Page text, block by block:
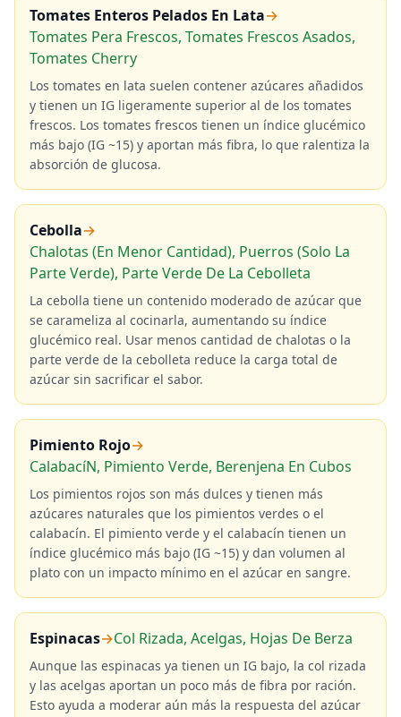
Tomates Enteros Pelados En Lata→
Tomates Pera Frescos, Tomates Frescos Asados,
Tomates Cherry
Los tomates en lata suelen contener azúcares añadidos
y tienen un IG ligeramente superior al de los tomates
frescos. Los tomates frescos tienen un índice glucémico
más bajo (IG ~15) y aportan más fibra, lo que ralentiza la
absorción de glucosa.
Cebolla→
Chalotas (En Menor Cantidad), Puerros (Solo La
Parte Verde), Parte Verde De La Cebolleta
La cebolla tiene un contenido moderado de azúcar que
se carameliza al cocinarla, aumentando su índice
glucémico real. Usar menos cantidad de chalotas o la
parte verde de la cebolleta reduce la carga total de
azúcar sin sacrificar el sabor.
Pimiento Rojo→
CalabacíN, Pimiento Verde, Berenjena En Cubos
Los pimientos rojos son más dulces y tienen más
azúcares naturales que los pimientos verdes o el
calabacín. El pimiento verde y el calabacín tienen un
índice glucémico más bajo (IG ~15) y dan volumen al
plato con un impacto mínimo en el azúcar en sangre.
Espinacas→Col Rizada, Acelgas, Hojas De Berza
Aunque las espinacas ya tienen un IG bajo, la col rizada
y las acelgas aportan un poco más de fibra por ración.
Esto ayuda a moderar aún más la respuesta del azúcar